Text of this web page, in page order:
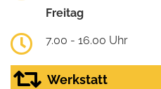
Freitag
7.00 - 16.00 Uhr
Werkstatt